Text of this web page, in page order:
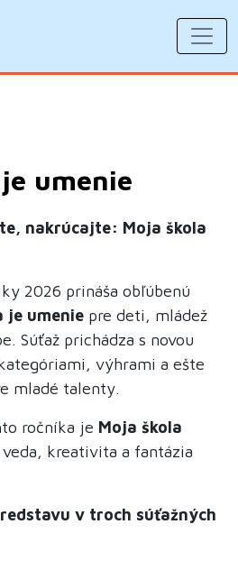
umenie
nakrúcajte: Moja škola
2026 prináša obľúbenú
je umenie pre deti, mládež
Súťaž prichádza s novou
výhrami a ešte
mladé talenty.
ročníka je Moja škola
veda, kreativita a fantázia
v troch súťažných